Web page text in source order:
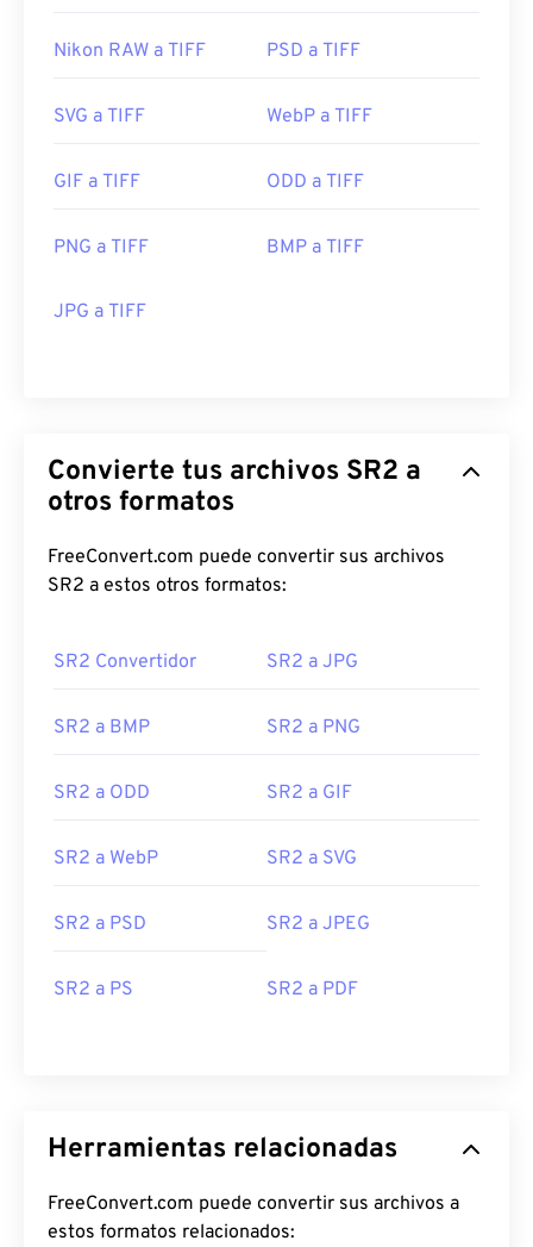
Nikon RAW a TIFF PSD a TIFF
SVG a TIFF WebP a TIFF
GIF a TIFF ODD a TIFF
PNG a TIFF BMP a TIFF
JPG a TIFF
Convierte tus archivos SR2 a
otros formatos
FreeConvert.com puede convertir sus archivos
SR2 a estos otros formatos:
SR2 Convertidor SR2 a JPG
SR2 a BMP SR2 a PNG
SR2 a ODD SR2 a GIF
SR2 a WebP SR2 a SVG
SR2 a PSD SR2 a JPEG
SR2 a PS SR2 a PDF
Herramientas relacionadas
FreeConvert.com puede convertir sus archivos a
estos formatos relacionados: